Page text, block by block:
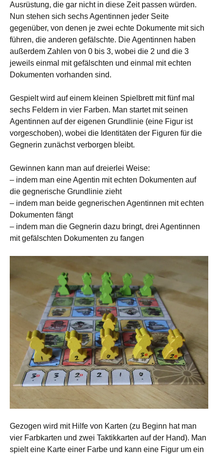
Ausrüstung, die gar nicht in diese Zeit passen würden.
Nun stehen sich sechs Agentinnen jeder Seite
gegenüber, von denen je zwei echte Dokumente mit sich
führen, die anderen gefälschte. Die Agentinnen haben
außerdem Zahlen von 0 bis 3, wobei die 2 und die 3
jeweils einmal mit gefälschten und einmal mit echten
Dokumenten vorhanden sind.
Gespielt wird auf einem kleinen Spielbrett mit fünf mal
sechs Feldern in vier Farben. Man startet mit seinen
Agentinnen auf der eigenen Grundlinie (eine Figur ist
vorgeschoben), wobei die Identitäten der Figuren für die
Gegnerin zunächst verborgen bleibt.
Gewinnen kann man auf dreierlei Weise:
– indem man eine Agentin mit echten Dokumenten auf
die gegnerische Grundlinie zieht
– indem man beide gegnerischen Agentinnen mit echten
Dokumenten fängt
– indem man die Gegnerin dazu bringt, drei Agentinnen
mit gefälschten Dokumenten zu fangen
Gezogen wird mit Hilfe von Karten (zu Beginn hat man
vier Farbkarten und zwei Taktikkarten auf der Hand). Man
spielt eine Karte einer Farbe und kann eine Figur um ein